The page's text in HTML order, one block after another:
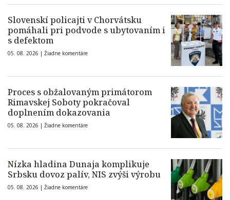
Slovenskí policajti v Chorvátsku
pomáhali pri podvode s ubytovaním i
s defektom
05. 08. 2026 | Žiadne komentáre
Proces s obžalovaným primátorom
Rimavskej Soboty pokračoval
doplnením dokazovania
05. 08. 2026 | Žiadne komentáre
Nízka hladina Dunaja komplikuje
Srbsku dovoz palív, NIS zvýši výrobu
05. 08. 2026 | Žiadne komentáre